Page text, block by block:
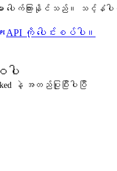
း ပေါက်ကြားနိုင်သည်။ သင့်နံ
API ကို ပေါင်းစပ်ပါ။
ပါ
နဲ့ အတည်ပြုပြီးပါပြီ